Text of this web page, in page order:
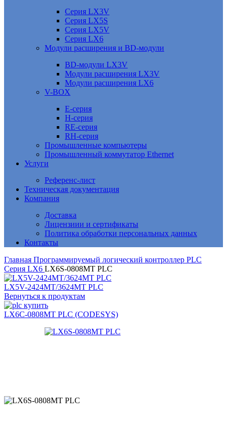
Серия LX3V
Серия LX5S
Серия LX5V
Серия LX6
Модули расширения и BD-модули
BD-модули LX3V
Модули расширения LX3V
Модули расширения LX6
V-BOX
E-серия
H-серия
RE-серия
RH-серия
Промышленные компьютеры
Промышленный коммутатор Ethernet
Услуги
Референс-лист
Техническая документация
Компания
Доставка
Лицензиии и сертификаты
Политика обработки персональных данных
Контакты
Главная Программируемый логический контроллер PLC
Серия LX6 LX6S-0808MT PLC
LX5V-2424MT/3624MT PLC
Вернуться к продуктам
LX6C-0808MT PLC (CODESYS)